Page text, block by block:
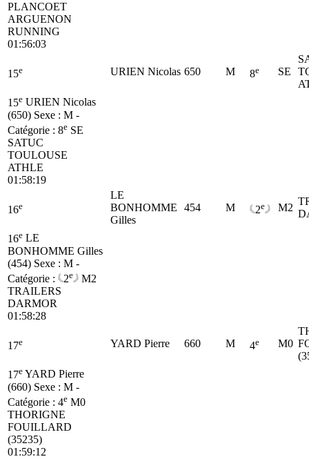
PLANCOET
ARGUENON
RUNNING
01:56:03
15e URIEN Nicolas 650 M 8e SE
15e URIEN Nicolas
(650) Sexe : M -
Catégorie : 8e SE
SATUC
TOULOUSE
ATHLE
01:58:19
16e
LE
BONHOMME
Gilles
454 M 2e M2
16e LE
BONHOMME Gilles
(454) Sexe : M -
Catégorie :
2e
M2
TRAILERS
DARMOR
01:58:28
17e YARD Pierre 660 M 4e M0
17e YARD Pierre
(660) Sexe : M -
Catégorie : 4e M0
THORIGNE
FOUILLARD
(35235)
01:59:12